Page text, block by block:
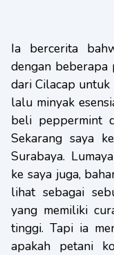
Ia bercerita
dengan beberapa
dari Cilacap untuk
lalu minyak
beli peppermint
Sekarang saya
Surabaya.
ke saya juga,
lihat sebagai
yang memiliki
tinggi. Tapi ia
apakah petani